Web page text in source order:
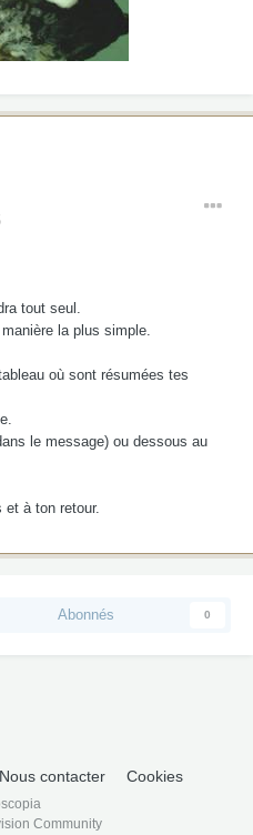
tout seul.
la plus simple.
où sont résumées tes
le message) ou dessous au
à ton retour.
Abonnés 0
Nous contacter Cookies
Community